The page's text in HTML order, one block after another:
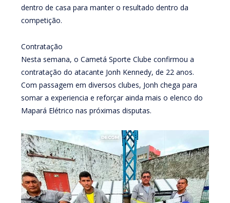
dentro de casa para manter o resultado dentro da
competição.
Contratação
Nesta semana, o Cametá Sporte Clube confirmou a
contratação do atacante Jonh Kennedy, de 22 anos.
Com passagem em diversos clubes, Jonh chega para
somar a experiencia e reforçar ainda mais o elenco do
Mapará Elétrico nas próximas disputas.